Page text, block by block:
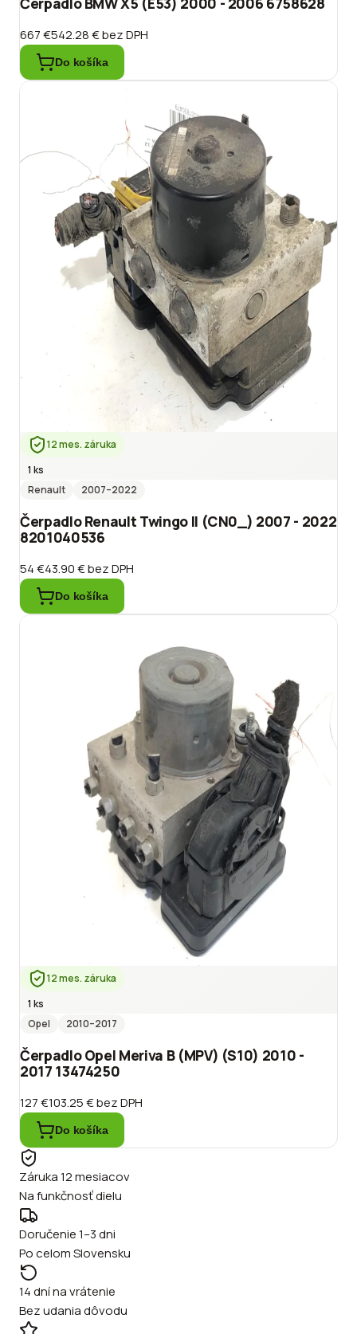
667 €542.28 €bez DPH
Do košíka
12 mes. záruka
1 ks
Renault
2007–2022
Čerpadlo Renault Twingo II (CN0_) 2007 - 2022
8201040536
54 €43.90 €bez DPH
Do košíka
12 mes. záruka
1 ks
Opel
2010–2017
Čerpadlo Opel Meriva B (MPV) (S10) 2010 -
2017 13474250
127 €103.25 €bez DPH
Do košíka
Záruka 12 mesiacov
Na funkčnosť dielu
Doručenie 1–3 dni
Po celom Slovensku
14 dní na vrátenie
Bez udania dôvodu